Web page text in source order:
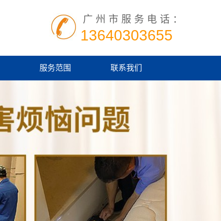
广州市服务电话：
13640303655
服务范围 联系我们